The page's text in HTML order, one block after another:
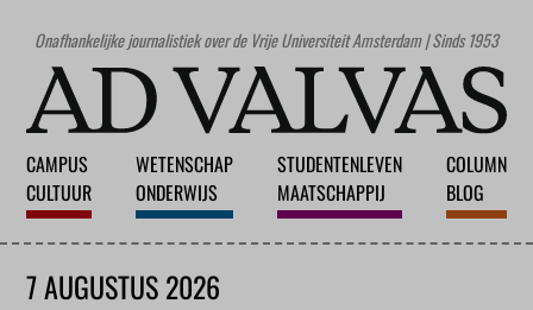
Onafhankelijke journalistiek over de Vrije Universiteit Amsterdam | Sinds 1953
CAMPUS
CULTUUR
WETENSCHAP
ONDERWIJS
STUDENTENLEVEN
MAATSCHAPPIJ
COLUMN
BLOG
7 AUGUSTUS 2026